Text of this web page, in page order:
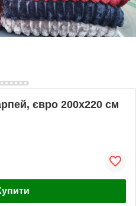
євро 200х220 см